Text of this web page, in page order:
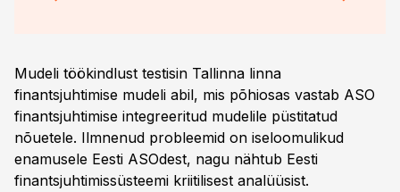
Mudeli töökindlust testisin Tallinna linna
finantsjuhtimise mudeli abil, mis põhiosas vastab ASO
finantsjuhtimise integreeritud mudelile püstitatud
nõuetele. Ilmnenud probleemid on iseloomulikud
enamusele Eesti ASOdest, nagu nähtub Eesti
finantsjuhtimissüsteemi kriitilisest analüüsist.